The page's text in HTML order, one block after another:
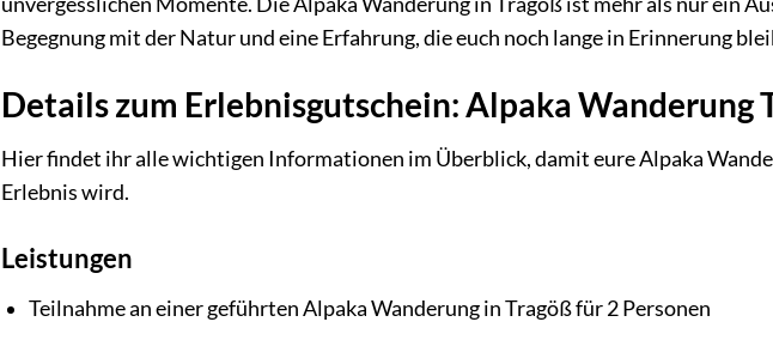
Begegnung mit der Natur und eine Erfahrung, die euch noch lange in Erinnerung
Details zum Erlebnisgutschein: Alpaka Wanderung
Hier findet ihr alle wichtigen Informationen im Überblick, damit eure Alpaka
Erlebnis wird.
Leistungen
Teilnahme an einer geführten Alpaka Wanderung in Tragöß für 2 Personen